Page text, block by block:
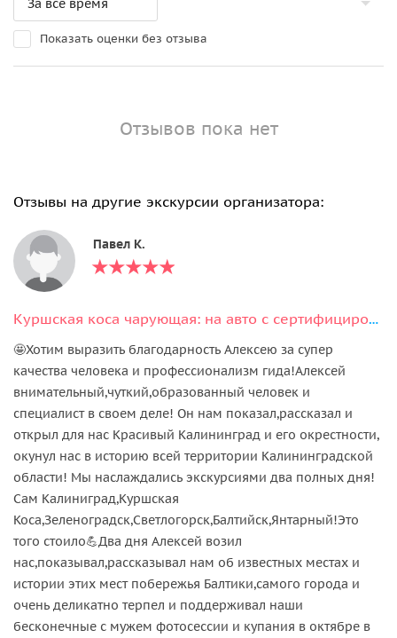
Показать оценки без отзыва
Отзывов пока нет
Отзывы на другие экскурсии организатора:
Павел К.
Куршская коса чарующая: на авто с сертифицированным гидом
🤩Хотим выразить благодарность Алексею за супер
качества человека и профессионализм гида!Алексей
внимательный,чуткий,образованный человек и
специалист в своем деле! Он нам показал,рассказал и
открыл для нас Красивый Калининград и его окрестности,
окунул нас в историю всей территории Калининградской
области! Мы наслаждались экскурсиями два полных дня!
Сам Калиниград,Куршская
Коса,Зеленоградск,Светлогорск,Балтийск,Янтарный!Это
того стоило💪Два дня Алексей возил
нас,показывал,рассказывал нам об известных местах и
истории этих мест побережья Балтики,самого города и
очень деликатно терпел и поддерживал наши
бесконечные с мужем фотосессии и купания в октябре в